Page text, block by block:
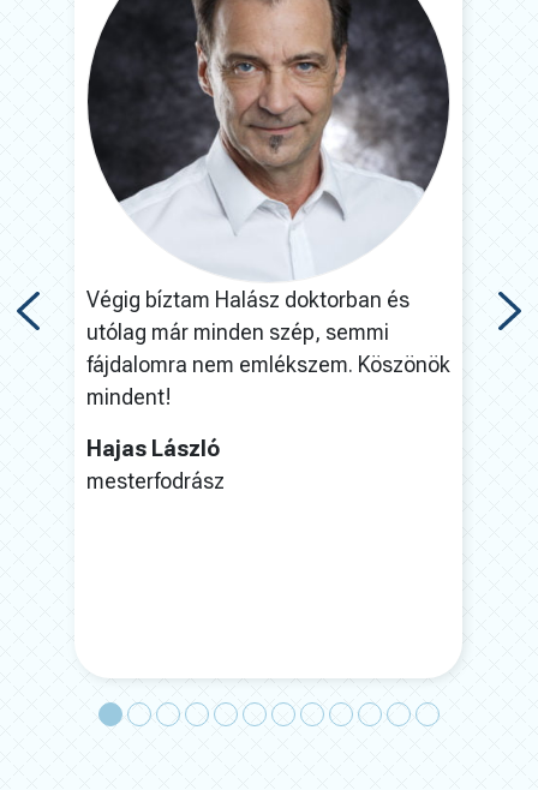
és
Végig bíztam Halász doktorban és
utólag már minden szép, semmi
fájdalomra nem emlékszem. Köszönök
mindent!
Hajas László
mesterfodrász
A